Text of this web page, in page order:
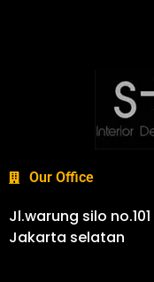
Our Office
Jl.warung silo
Jakarta selatan